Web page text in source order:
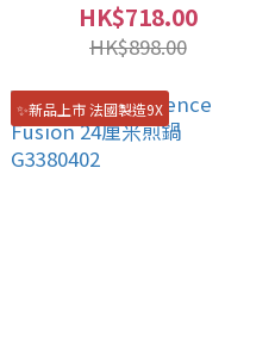
HK$718.00
HK$898.00
✨新品上市 法國製造9X